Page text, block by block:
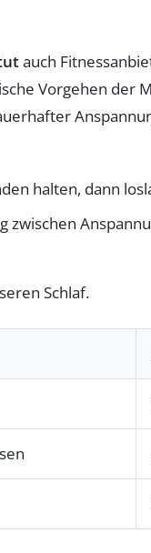
auch
Vorgehen der
halten, dann
Schlaf.